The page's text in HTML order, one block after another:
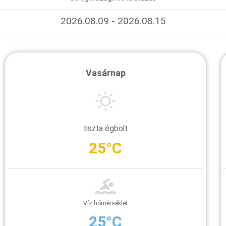
2026.08.09 - 2026.08.15
Vasárnap
tiszta égbolt
25°C
Víz hőmérséklet
25°C